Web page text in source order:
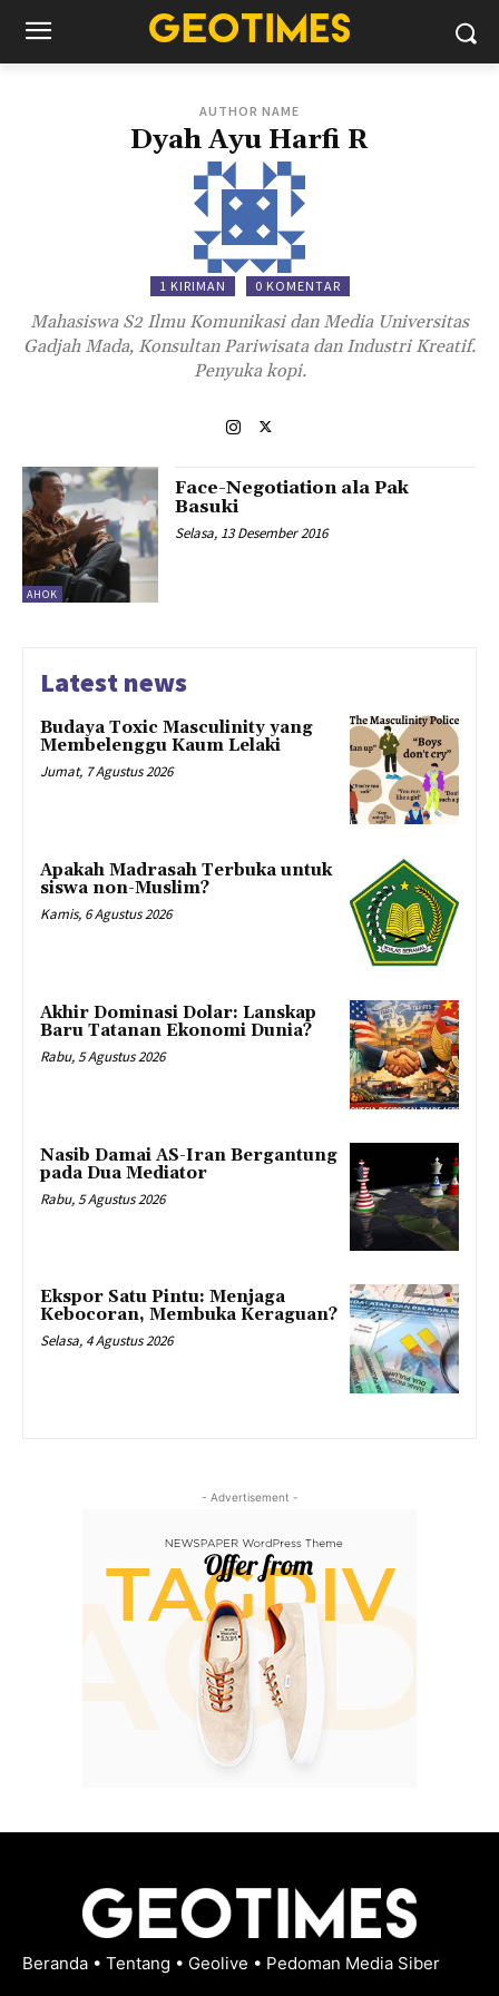
AUTHOR NAME
Dyah Ayu Harfi R
1 KIRIMAN 0 KOMENTAR
Mahasiswa S2 Ilmu Komunikasi dan Media Universitas
Gadjah Mada, Konsultan Pariwisata dan Industri Kreatif.
Penyuka kopi.
AHOK
Face-Negotiation ala Pak
Basuki
Selasa, 13 Desember 2016
Latest news
Budaya Toxic Masculinity yang
Membelenggu Kaum Lelaki
Jumat, 7 Agustus 2026
Apakah Madrasah Terbuka untuk
siswa non-Muslim?
Kamis, 6 Agustus 2026
Akhir Dominasi Dolar: Lanskap
Baru Tatanan Ekonomi Dunia?
Rabu, 5 Agustus 2026
Nasib Damai AS-Iran Bergantung
pada Dua Mediator
Rabu, 5 Agustus 2026
Ekspor Satu Pintu: Menjaga
Kebocoran, Membuka Keraguan?
Selasa, 4 Agustus 2026
- Advertisement -
Beranda • Tentang • Geolive • Pedoman Media Siber